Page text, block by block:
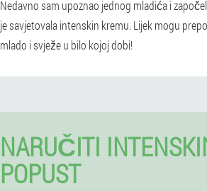
Nedavno sam upoznao jednog mladića i
je savjetovala intenskin kremu. Lijek mogu
mlado i svježe u bilo kojoj dobi!
NARUČITI
POPUST